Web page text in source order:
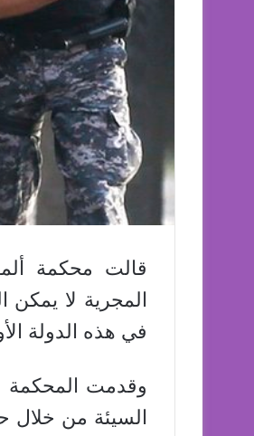
قالت محكمة
المجرية لا يمكن
في هذه الدولة
وقدمت المحكمة